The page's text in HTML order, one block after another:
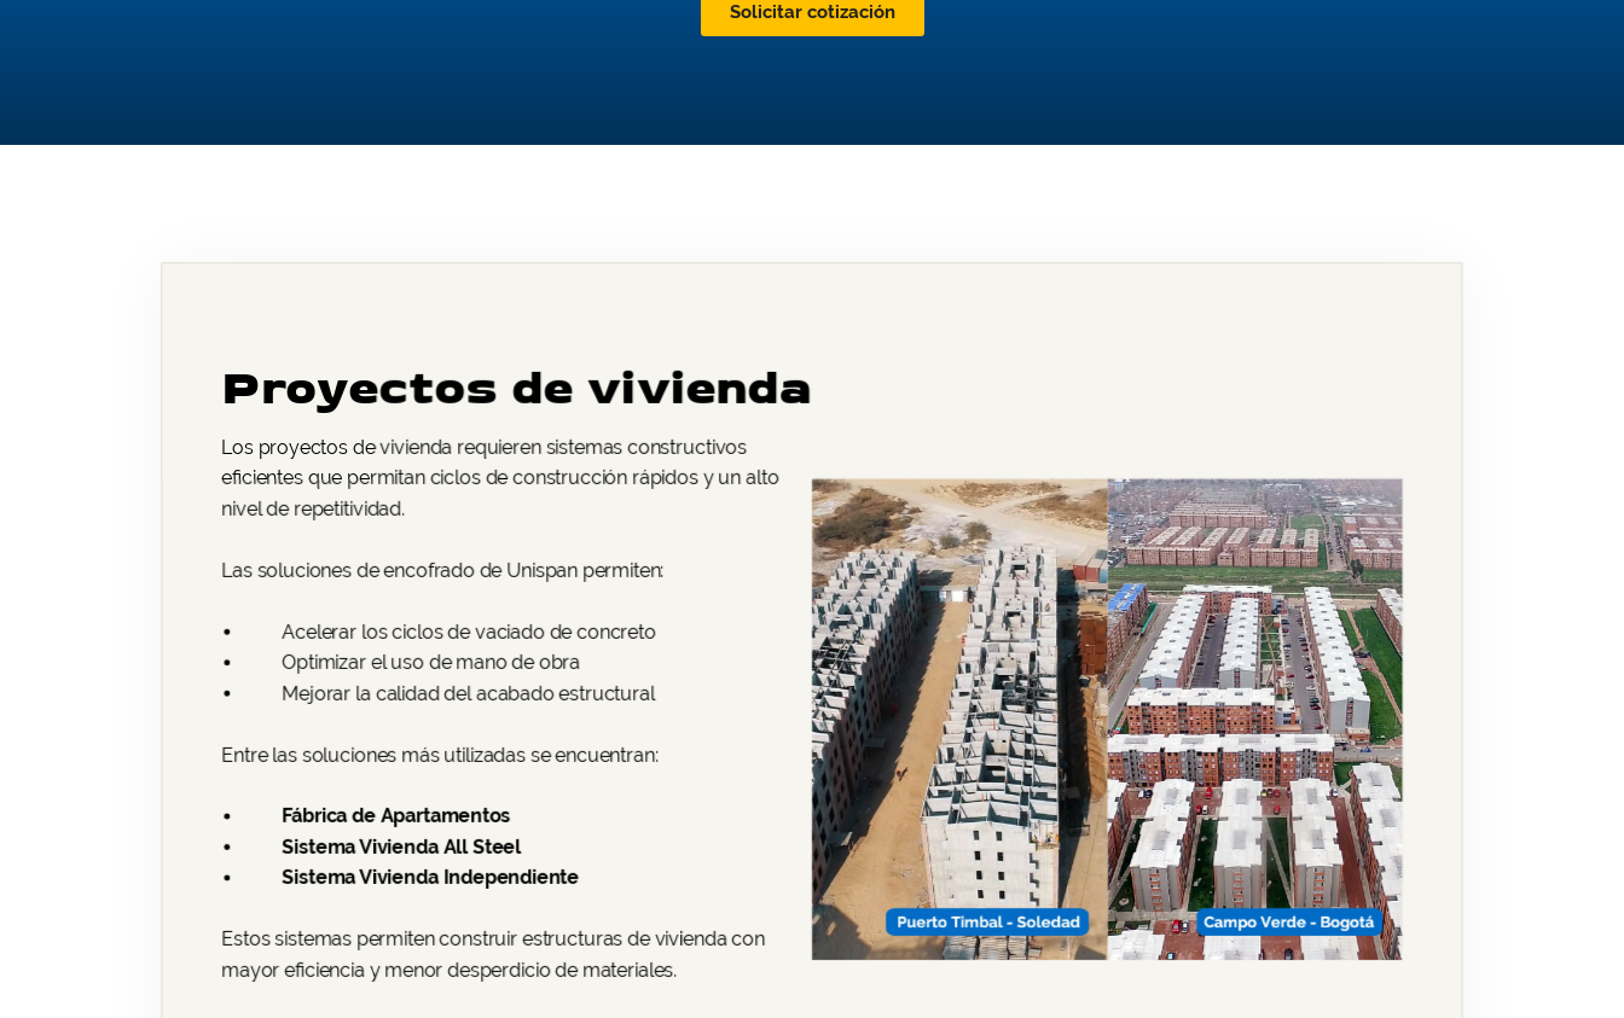
Solicitar cotización
Proyectos de vivienda
Los proyectos de vivienda requieren sistemas constructivos
eficientes que permitan ciclos de construcción rápidos y un alto
nivel de repetitividad.
Las soluciones de encofrado de Unispan permiten:
Acelerar los ciclos de vaciado de concreto
Optimizar el uso de mano de obra
Mejorar la calidad del acabado estructural
Entre las soluciones más utilizadas se encuentran:
Fábrica de Apartamentos
Sistema Vivienda All Steel
Sistema Vivienda Independiente
Estos sistemas permiten construir estructuras de vivienda con
mayor eficiencia y menor desperdicio de materiales.